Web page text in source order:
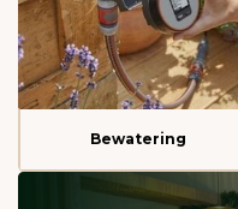
Bewatering